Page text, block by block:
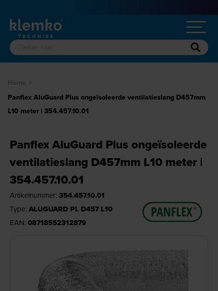
Panflex AluGuard Plus ongeïsoleerde ventilatieslang D457mm
L10 meter | 354.457.10.01
Panflex AluGuard Plus ongeïsoleerde
ventilatieslang D457mm L10 meter |
354.457.10.01
Artikelnummer: 354.457.10.01
Type: ALUGUARD PL D457 L10
EAN: 08718552312879